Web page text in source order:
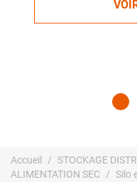
Accueil
STOCKAGE
ALIMENTATION SEC
Silo